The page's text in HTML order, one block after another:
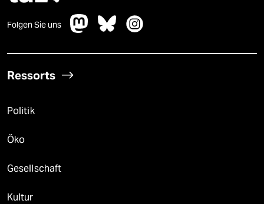
Folgen Sie uns
Ressorts
Politik
Öko
Gesellschaft
Kultur